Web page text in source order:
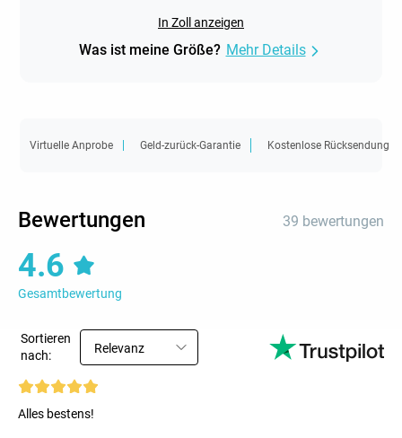
In Zoll anzeigen
Was ist meine Größe? Mehr Details
Virtuelle Anprobe Geld-zurück-Garantie Kostenlose Rücksendung
Bewertungen 39 bewertungen
4.6
Gesamtbewertung
Sortieren
nach:
Relevanz
Alles bestens!